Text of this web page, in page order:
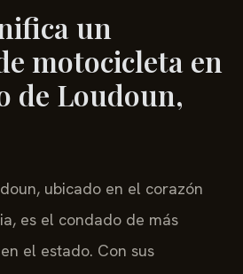
un
motocicleta en
de Loudoun,
ubicado en el corazón
es el condado de más
el estado. Con sus